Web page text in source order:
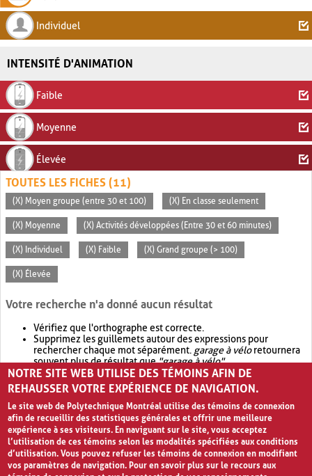
Individuel
INTENSITÉ D'ANIMATION
Faible
Moyenne
Élevée
TOUTES LES FICHES (11)
(X) Moyen groupe (entre 30 et 100) (X) En classe seulement
(X) Moyenne (X) Activités développées (Entre 30 et 60 minutes)
(X) Individuel (X) Faible (X) Grand groupe (> 100)
(X) Élevée
Votre recherche n'a donné aucun résultat
Vérifiez que l'orthographe est correcte.
Supprimez les guillemets autour des expressions pour
rechercher chaque mot séparément. garage à véloretournera
souvent plus de résultat que"garage à vélo".
Envisagez d'élargir votre recherche avec OR.garage OR vélo
retournera souvent plus de résultat quegarage à vélo
NOTRE SITE WEB UTILISE DES TÉMOINS AFIN DE
REHAUSSER VOTRE EXPÉRIENCE DE NAVIGATION.
Le site web de Polytechnique Montréal utilise des témoins de connexion
afin de recueillir des statistiques générales et offrir une meilleure
expérience à ses visiteurs. En naviguant sur le site, vous acceptez
l’utilisation de ces témoins selon les modalités spécifiées aux conditions
d’utilisation. Vous pouvez refuser les témoins de connexion en modifiant
vos paramètres de navigation. Pour en savoir plus sur le recours aux